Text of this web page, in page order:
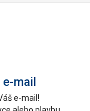
mail
e-mail!